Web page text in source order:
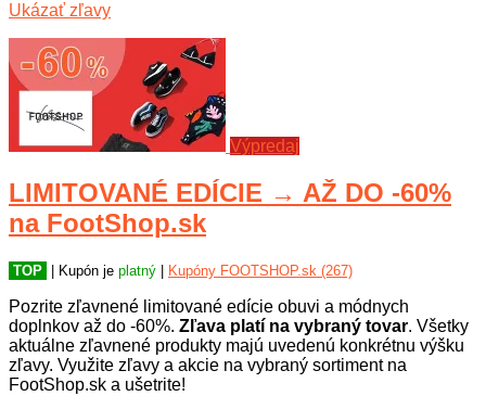
Ukázať zľavy
Výpredaj
LIMITOVANÉ EDÍCIE → AŽ DO -60%
na FootShop.sk
TOP | Kupón je platný Kupóny FOOTSHOP.sk (267)
Pozrite zľavnené limitované edície obuvi a módnych
doplnkov až do -60%. Zľava platí na vybraný tovar. Všetky
aktuálne zľavnené produkty majú uvedenú konkrétnu výšku
zľavy. Využite zľavy a akcie na vybraný sortiment na
FootShop.sk a ušetrite!